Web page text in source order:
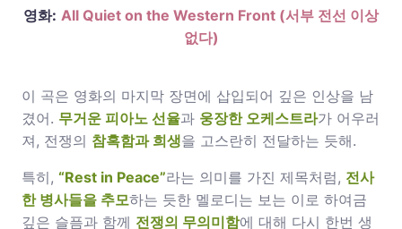
영화: All Quiet on the Western Front (서부 전선 이상
없다)
이 곡은 영화의 마지막 장면에 삽입되어 깊은 인상을 남
겼어. 무거운 피아노 선율과 웅장한 오케스트라가 어우러
져, 전쟁의 참혹함과 희생을 고스란히 전달하는 듯해.
특히, “Rest in Peace”라는 의미를 가진 제목처럼, 전사
한 병사들을 추모하는 듯한 멜로디는 보는 이로 하여금
깊은 슬픔과 함께 전쟁의 무의미함에 대해 다시 한번 생